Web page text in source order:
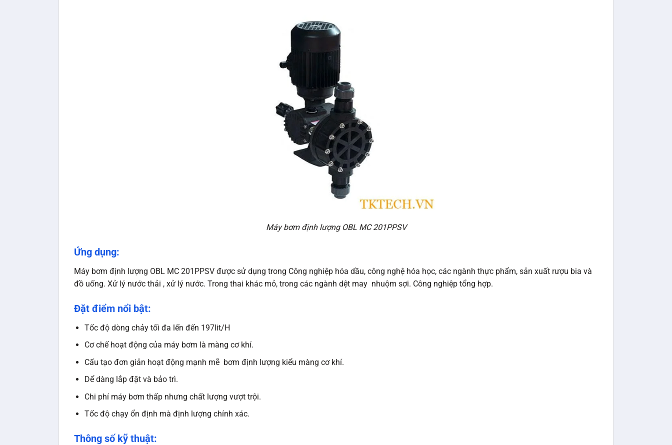
Máy bơm định lượng OBL MC 201PPSV
Ứng dụng:
Máy bơm định lượng OBL MC 201PPSV được sử dụng trong Công nghiệp hóa dầu, công nghệ hóa học, các ngành thực phẩm, sản xuất rượu bia và
đồ uống. Xử lý nước thải , xử lý nước. Trong thai khác mỏ, trong các ngành dệt may nhuộm sợi. Công nghiệp tổng hợp.
Đặt điểm nổi bật:
Tốc độ dòng chảy tối đa lến đến 197lit/H
Cơ chế hoạt động của máy bơm là màng cơ khí.
Cấu tạo đơn giản hoạt động mạnh mẽ bơm định lượng kiểu màng cơ khí.
Dể dàng lắp đặt và bảo trì.
Chi phí máy bơm thấp nhưng chất lượng vượt trội.
Tốc độ chạy ổn định mà định lượng chính xác.
Thông số kỹ thuật: